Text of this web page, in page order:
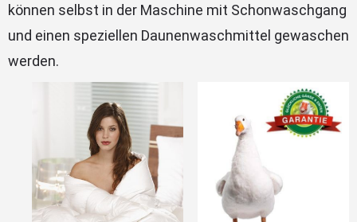
können selbst in der Maschine mit Schonwaschgang
und einen speziellen Daunenwaschmittel gewaschen
werden.